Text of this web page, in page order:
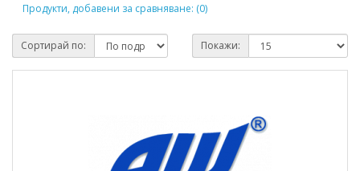
Продукти, добавени за сравняване: (0)
Сортирай по: Покажи: